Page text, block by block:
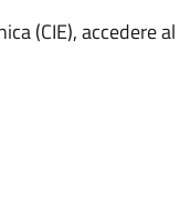
(CIE), accedere al